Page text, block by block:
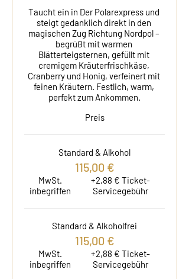
Taucht ein in Der Polarexpress und
steigt gedanklich direkt in den
magischen Zug Richtung Nordpol –
begrüßt mit warmen
Blätterteigsternen, gefüllt mit
cremigem Kräuterfrischkäse,
Cranberry und Honig, verfeinert mit
feinen Kräutern. Festlich, warm,
perfekt zum Ankommen.
Preis
Standard & Alkohol
115,00 €
MwSt.
inbegriffen
+2,88 € Ticket-
Servicegebühr
Standard & Alkoholfrei
115,00 €
MwSt.
inbegriffen
+2,88 € Ticket-
Servicegebühr